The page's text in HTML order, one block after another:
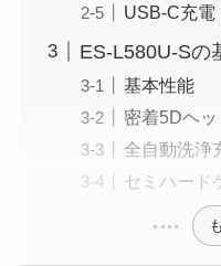
USB-C充電
ES-L580U-Sの
基本性能
密着5Dヘッ
全自動洗浄
セミハード